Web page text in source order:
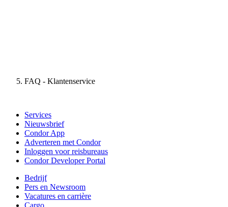
FAQ - Klantenservice
Services
Nieuwsbrief
Condor App
Adverteren met Condor
Inloggen voor reisbureaus
Condor Developer Portal
Bedrijf
Pers en Newsroom
Vacatures en carrière
Cargo